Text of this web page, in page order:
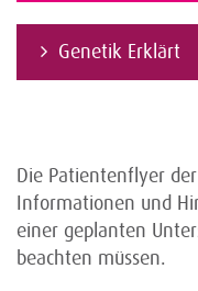
Genetik Erklärt
Die Patientenflyer
Informationen und
einer geplanten
beachten müssen.